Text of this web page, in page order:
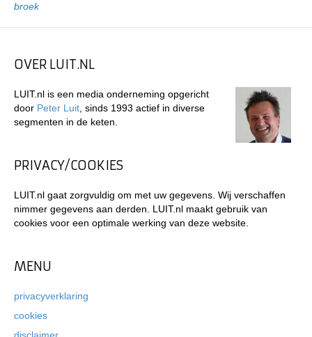
broek
OVER LUIT.NL
LUIT.nl is een media onderneming opgericht
door Peter Luit , sinds 1993 actief in diverse
segmenten in de keten.
PRIVACY/COOKIES
LUIT.nl gaat zorgvuldig om met uw gegevens. Wij verschaffen
nimmer gegevens aan derden. LUIT.nl maakt gebruik van
cookies voor een optimale werking van deze website.
MENU
privacyverklaring
cookies